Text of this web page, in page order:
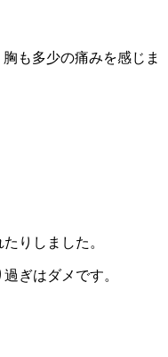
も多少の痛みを感じま
りしました。
ぎはダメです。